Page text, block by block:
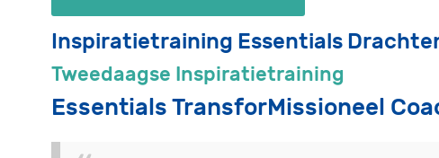
Inspiratietraining Essentials
Tweedaagse Inspiratietraining
Essentials TransforMissioneel